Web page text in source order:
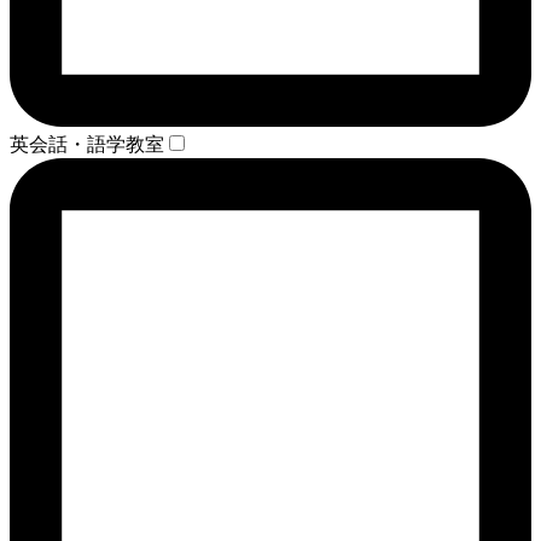
英会話・語学教室